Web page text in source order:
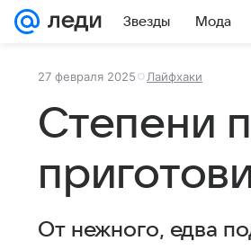
Звезды Мода
27 февраля 2025 Лайфхаки
Степени
От нежного, едва